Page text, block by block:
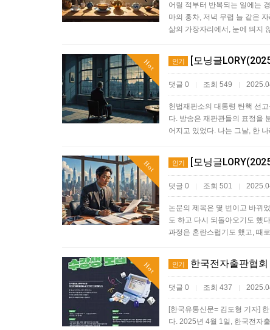
어릴 적부터 반복되는 일에는
마의 홍차, 저녁 무렵 늘 같은
삶의 가장자리에서, 눈에 띄지
Hot 인기 [모닝글
댓글 0 | 조회 549 |
헌법재판소의 대통령 탄핵 선
다. 방송은 재판관들의 표정을
어지고 있었다. 나는 그날, 한
Hot 인기 [모닝글
댓글 0 | 조회 501 |
논문의 제목은 몇 번이고 바뀌
도 하고 다시 되돌아오기도 했
과정은 혼란스럽기도 했고, 때
Hot 인기 한국전자출판협
댓글 0 | 조회 437 |
[한국유통신문= 김도형 기자]
다. 2025년 4월 1일, 한국전자